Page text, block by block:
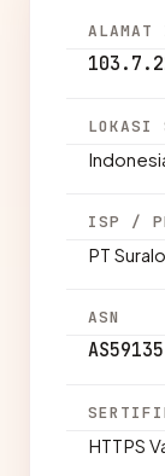
ALAMAT
LOKASI
ISP /
PT
ASN
AS59135
HTTPS